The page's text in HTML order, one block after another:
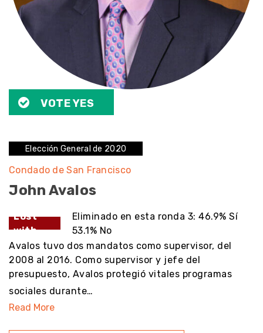
VOTE YES
Elección General de 2020
Condado de San Francisco
John Avalos
Lost
with
Eliminado en esta ronda 3: 46.9% Sí
53.1% No
Avalos tuvo dos mandatos como supervisor, del
2008 al 2016. Como supervisor y jefe del
presupuesto, Avalos protegió vitales programas
sociales durante…
Read More